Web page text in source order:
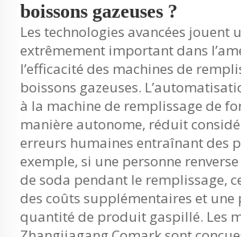
boissons gazeuses ?
Les technologies avancées jouent
extrêmement important dans
l’efficacité des machines de
boissons gazeuses.
à la machine de remplissage de
manière autonome, réduit
erreurs humaines entraînant des
exemple, si une personne
de soda pendant le remplissage,
des coûts supplémentaires et une
quantité de produit gaspillé. Les